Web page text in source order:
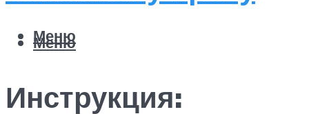
Меню
Меню
Инструкция: